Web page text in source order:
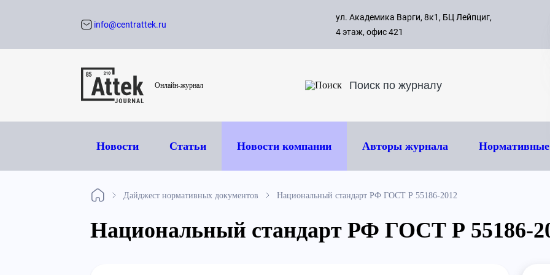
с 09:00
8 495
info@centrattek.ru
ул. Академика Варги, 8к1, БЦ Лейпциг,
4 этаж, офис 421
Онлайн-журнал
Новости Статьи Новости компании Авторы журнала
Дайджест нормативных документов Национальный стандарт РФ ГОСТ Р 55186-2012
Национальный стандарт РФ ГОСТ Р 55186-